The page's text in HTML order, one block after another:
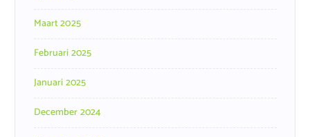
Maart 2025
Februari 2025
Januari 2025
December 2024